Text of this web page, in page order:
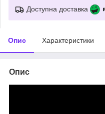
Доступна доставка
Опис Характеристики
Опис